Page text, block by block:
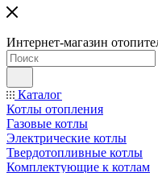
Интернет-магазин
Каталог
Котлы отопления
Газовые котлы
Электрические котлы
Твердотопливные котлы
Комплектующие к котлам